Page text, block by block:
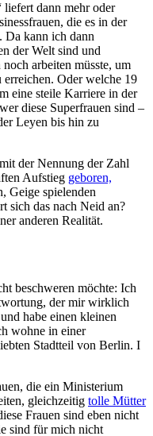
liefert dann mehr oder
die es in der
Da kann ich dann
der Welt sind und
arbeiten müsste, um
erreichen. Oder welche 19
eine steile Karriere in der
diese Superfrauen sind –
Leyen bis hin zu
der Nennung der Zahl
Aufstieg geboren,
Geige spielenden
sich das nach Neid an?
anderen Realität.
beschweren möchte: Ich
der mir wirklich
habe einen kleinen
wohne in einer
Stadtteil von Berlin. I
die ein Ministerium
gleichzeitig tolle Mütter
Frauen sind eben nicht
sind für mich nicht